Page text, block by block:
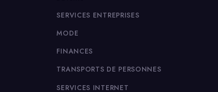
SERVICES ENTREPRISES
MODE
FINANCES
TRANSPORTS DE PERSONNES
SERVICES INTERNET